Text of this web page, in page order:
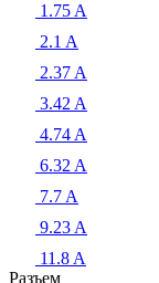
1.75 A
2.1 A
2.37 A
3.42 A
4.74 A
6.32 A
7.7 A
9.23 A
11.8 A
Разъем